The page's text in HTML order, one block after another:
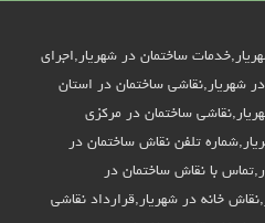
ساختمان در شهریار,اجرای
شهریار,نقاشی ساختمان در استان
ساختمان در مرکزی
تلفن نقاش ساختمان در
با نقاش ساختمان در
خانه در شهریار,قرارداد نقاشی